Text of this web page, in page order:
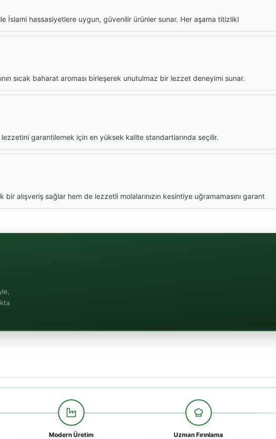
İslami hassasiyetlere uygun, güvenilir ürünler sunar. Her aşama titizlikl
sıcak baharat aroması birleşerek unutulmaz bir lezzet deneyimi sunar.
garantilemek için en yüksek kalite standartlarında seçilir.
alışveriş sağlar hem de lezzetli molalarınızın kesintiye uğramamasını garant
Modern Üretim Uzman Fırınlama